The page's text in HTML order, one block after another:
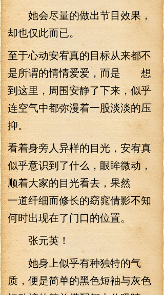
她会尽量的做出节目效果，
却也仅此而已。
至于心动安宥真的目标从来都不
是所谓的情情爱爱，而是 想
到这里，周围安静了下来，似乎
连空气中都弥漫着一股淡淡的压
抑。
看着身旁人异样的目光，安宥真
似乎意识到了什么，眼眸微动，
顺着大家的目光看去，果然
一道纤细而修长的窈窕倩影不知
何时出现在了门口的位置。
张元英！
她身上似乎有种独特的气
质，便是简单的黑色短袖与灰色